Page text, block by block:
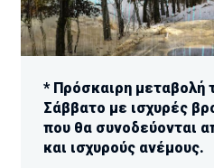
* Πρόσκαιρη μεταβολή
Σάββατο με ισχυρές
που θα συνοδεύονται
και ισχυρούς ανέμους.